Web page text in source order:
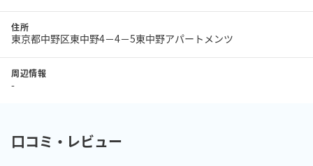
住所
東京都中野区東中野4－4－5東中野アパートメンツ
周辺情報
-
口コミ・レビュー